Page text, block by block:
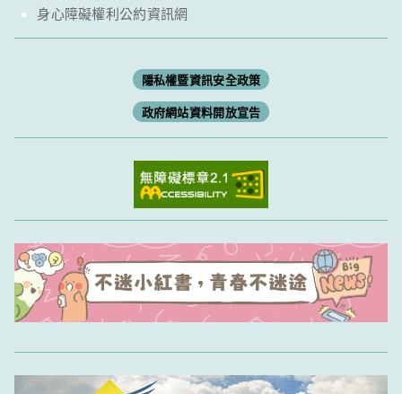
身心障礙權利公約資訊網
隱私權暨資訊安全政策
政府網站資料開放宣告